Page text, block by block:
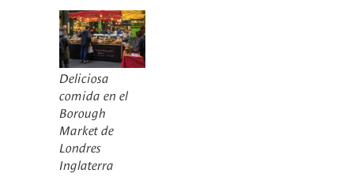
Deliciosa
comida en el
Borough
Market de
Londres
Inglaterra